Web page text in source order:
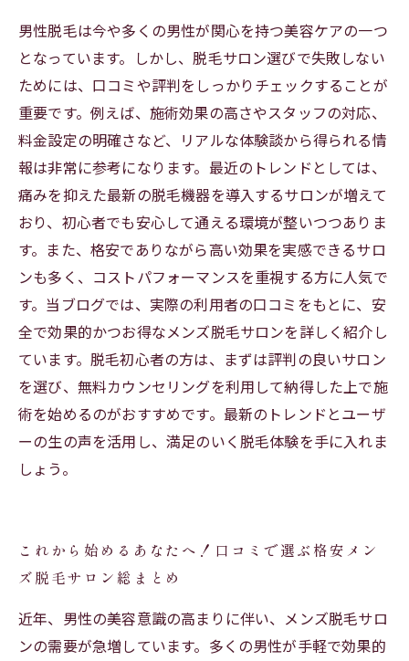
男性脱毛は今や多くの男性が関心を持つ美容ケアの一つ
となっています。しかし、脱毛サロン選びで失敗しない
ためには、口コミや評判をしっかりチェックすることが
重要です。例えば、施術効果の高さやスタッフの対応、
料金設定の明確さなど、リアルな体験談から得られる情
報は非常に参考になります。最近のトレンドとしては、
痛みを抑えた最新の脱毛機器を導入するサロンが増えて
おり、初心者でも安心して通える環境が整いつつありま
す。また、格安でありながら高い効果を実感できるサロ
ンも多く、コストパフォーマンスを重視する方に人気で
す。当ブログでは、実際の利用者の口コミをもとに、安
全で効果的かつお得なメンズ脱毛サロンを詳しく紹介し
ています。脱毛初心者の方は、まずは評判の良いサロン
を選び、無料カウンセリングを利用して納得した上で施
術を始めるのがおすすめです。最新のトレンドとユーザ
ーの生の声を活用し、満足のいく脱毛体験を手に入れま
しょう。
これから始めるあなたへ！口コミで選ぶ格安メン
ズ脱毛サロン総まとめ
近年、男性の美容意識の高まりに伴い、メンズ脱毛サロ
ンの需要が急増しています。多くの男性が手軽で効果的